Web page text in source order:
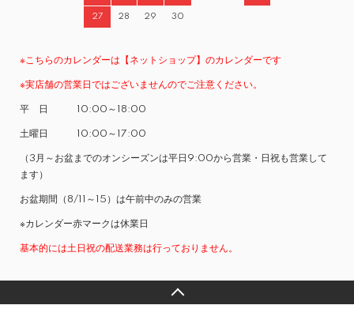
27 28 29 30
※こちらのカレンダーは【ネットショップ】のカレンダーです
※実店舗の営業日ではございませんのでご注意ください。
平 日 10:00～18:00
土曜日 10:00～17:00
（3月～お盆までのオンシーズンは平日9:00から営業・日祝も営業して
ます）
お盆期間（8/11～15）は午前中のみの営業
※カレンダー赤マークは休業日
基本的には土日祝の配送業務は行っておりません。